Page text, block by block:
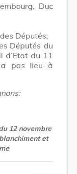
Duc
Députés;
Députés du
d’Etat du 11
a pas lieu à
12 novembre
et